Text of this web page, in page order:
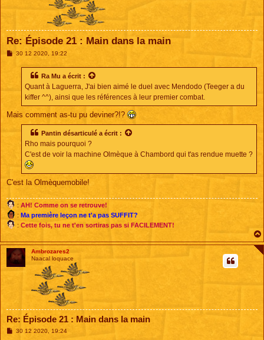
Re: Épisode 21 : Main dans la main
M30 12 2020, 19:22
Ra Mu a écrit :
Quant à Laguerra, J'ai bien aimé le duel avec Mendodo (Teeger a du
kiffer ^^), ainsi que les références à leur premier combat.
Mais comment as-tu pu deviner?!?
Pantin désarticulé a écrit :
Rho mais pourquoi ?
C'est de voir la machine Olmèque à Chambord qui t'as rendue muette ?
C'est la Olmèquemobile!
: AH! Comme on se retrouve!
: Ma première leçon ne t'a pas SUFFIT?
: Cette fois, tu ne t'en sortiras pas si FACILEMENT!
Ambrozares2
Naacal loquace
Re: Épisode 21 : Main dans la main
M30 12 2020, 19:24